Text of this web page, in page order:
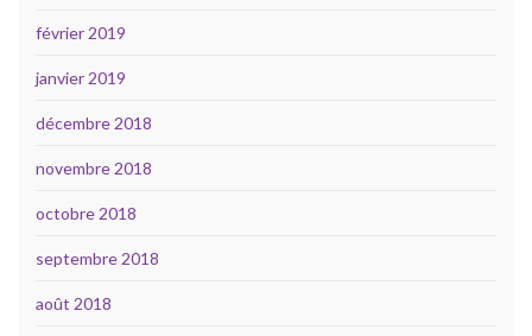
février 2019
janvier 2019
décembre 2018
novembre 2018
octobre 2018
septembre 2018
août 2018